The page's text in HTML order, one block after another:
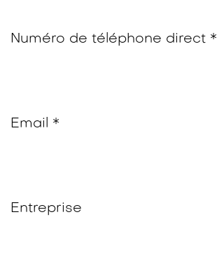
Numéro de téléphone direct *
Email *
Entreprise